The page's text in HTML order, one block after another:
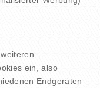
ein, also
Endgeräten